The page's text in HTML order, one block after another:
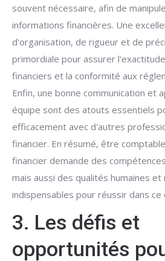
souvent nécessaire, afin de
informations financières. Une
d'organisation, de rigueur et de
primordiale pour assurer
financiers et la conformité aux
Enfin, une bonne communication et
équipe sont des atouts essentiels
efficacement avec d'autres
financier. En résumé, être
financier demande des
mais aussi des qualités humaines et
indispensables pour réussir dans ce
3. Les défis et
opportunités